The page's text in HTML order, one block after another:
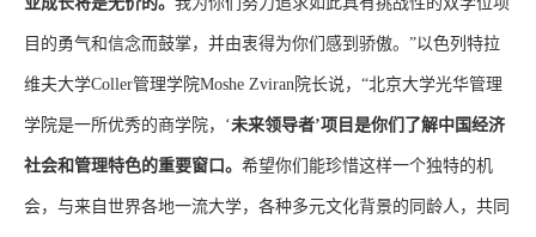
目的勇气和信念而鼓掌，并由衷得为你们感到骄傲。”以色列特拉
维夫大学Coller管理学院Moshe Zviran院长说，“北京大学光华管理
学院是一所优秀的商学院，‘未来领导者’项目是你们了解中国经济
社会和管理特色的重要窗口。 希望你们能珍惜这样一个独特的机
会，与来自世界各地一流大学，各种多元文化背景的同龄人，共同